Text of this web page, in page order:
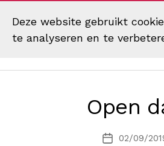
Deze website gebruikt
te analyseren en te
Open
02/09/